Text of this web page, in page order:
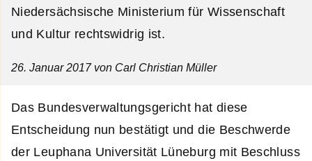
Niedersächsische Ministerium für Wissenschaft
und Kultur rechtswidrig ist.
26. Januar 2017von Carl Christian Müller
Das Bundesverwaltungsgericht hat diese
Entscheidung nun bestätigt und die Beschwerde
der Leuphana Universität Lüneburg mit Beschluss